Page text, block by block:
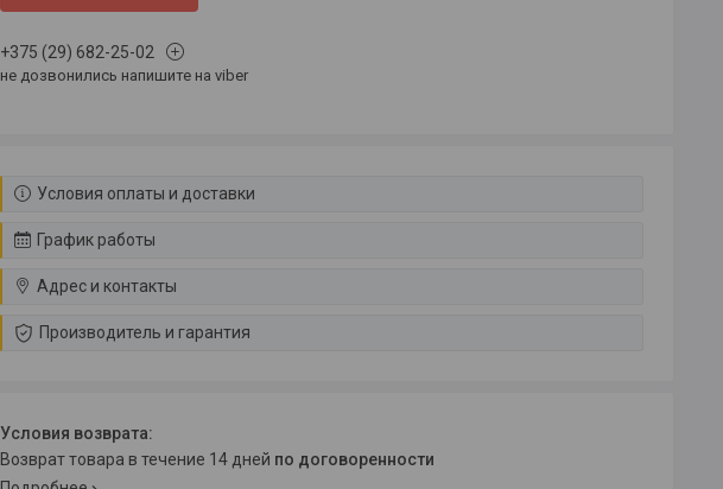
+375 (29) 682-25-02
не дозвонились напишите на viber
Условия оплаты и доставки
График работы
Адрес и контакты
Производитель и гарантия
возврат товара в течение 14 дней по договоренности